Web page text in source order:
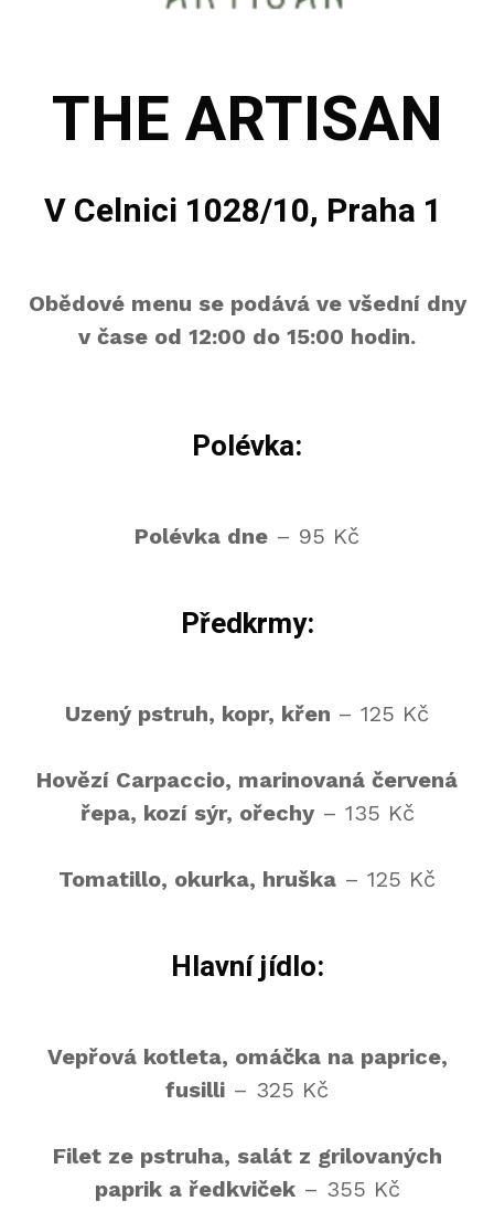
THE ARTISAN
V Celnici 1028/10, Praha 1
Obědové menu se podává ve všední dny
v čase od 12:00 do 15:00 hodin.
Polévka:
Polévka dne – 95 Kč
Předkrmy:
Uzený pstruh, kopr, křen – 125 Kč
Hovězí Carpaccio, marinovaná červená
řepa, kozí sýr, ořechy– 135 Kč
Tomatillo, okurka, hruška – 125 Kč
Hlavní jídlo:
Vepřová kotleta, omáčka na paprice,
fusilli – 325 Kč
Filet ze pstruha, salát z grilovaných
paprik a ředkviček– 355 Kč